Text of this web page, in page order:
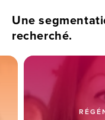
Une
recherché.